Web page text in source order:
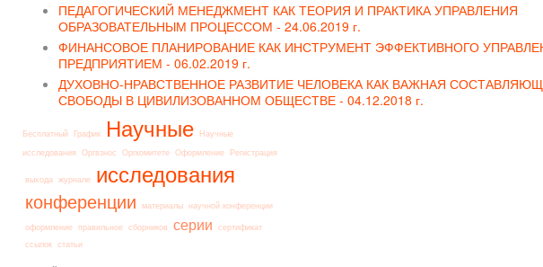
ПЕДАГОГИЧЕСКИЙ МЕНЕДЖМЕНТ КАК ТЕОРИЯ И ПРАКТИКА УПРАВЛЕНИЯ
ОБРАЗОВАТЕЛЬНЫМ ПРОЦЕССОМ - 24.06.2019 г.
ФИНАНСОВОЕ ПЛАНИРОВАНИЕ КАК ИНСТРУМЕНТ ЭФФЕКТИВНОГО
ПРЕДПРИЯТИЕМ - 06.02.2019 г.
ДУХОВНО-НРАВСТВЕННОЕ РАЗВИТИЕ ЧЕЛОВЕКА КАК ВАЖНАЯ
СВОБОДЫ В ЦИВИЛИЗОВАННОМ ОБЩЕСТВЕ - 04.12.2018 г.
Бесплатный График Научные Научные
исследования Оргвзнос Оргкомитете Оформление Регистрация
выхода журнале исследования
конференции материалы научной конференции
оформление правильное сборников серии сертификат
ссылок статьи